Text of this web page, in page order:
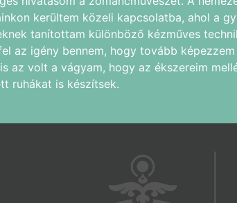
kerültem közeli kapcsolatba, ahol a
tanítottam különböző kézműves
az igény bennem, hogy tovább
az volt a vágyam, hogy az ékszereim
ruhákat is készítsek.